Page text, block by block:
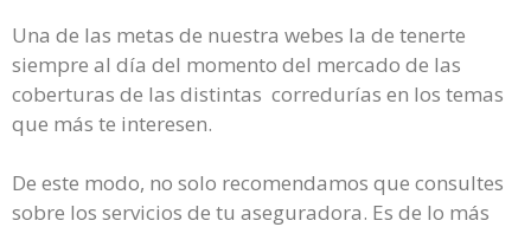
Una de las metas de nuestra webes la de tenerte
siempre al día del momento del mercado de las
coberturas de las distintas corredurías en los temas
que más te interesen.
De este modo, no solo recomendamos que consultes
sobre los servicios de tu aseguradora. Es de lo más